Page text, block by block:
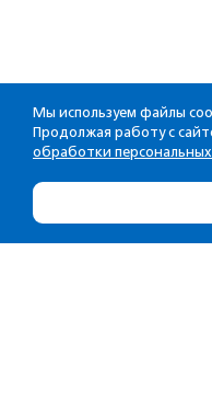
Мы используем файлы
Продолжая работу с
обработки